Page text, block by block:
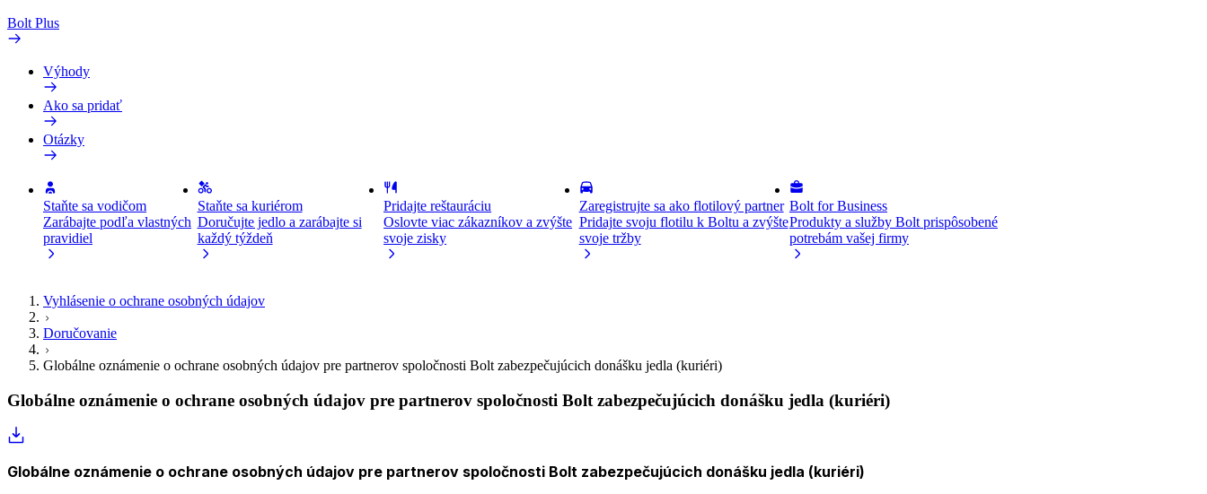
Bolt Plus
Výhody
Ako sa pridať
Otázky
Staňte sa vodičom
Zarábajte podľa vlastných
pravidiel
Staňte sa kuriérom
Doručujte jedlo a zarábajte si
každý týždeň
Pridajte reštauráciu
Oslovte viac zákazníkov a zvýšte
svoje zisky
Zaregistrujte sa ako flotilový partner
Pridajte svoju flotilu k Boltu a zvýšte
svoje tržby
Bolt for Business
Produkty a služby Bolt prispôsobené
potrebám vašej firmy
Vyhlásenie o ochrane osobných údajov
Doručovanie
Globálne oznámenie o ochrane osobných údajov pre partnerov spoločnosti Bolt zabezpečujúcich donášku jedla (kuriéri)
Globálne oznámenie o ochrane osobných údajov pre partnerov spoločnosti Bolt zabezpečujúcich donášku jedla (kuriéri)
Globálne oznámenie o ochrane osobných údajov pre partnerov spoločnosti Bolt zabezpečujúcich donášku jedla (kuriéri)